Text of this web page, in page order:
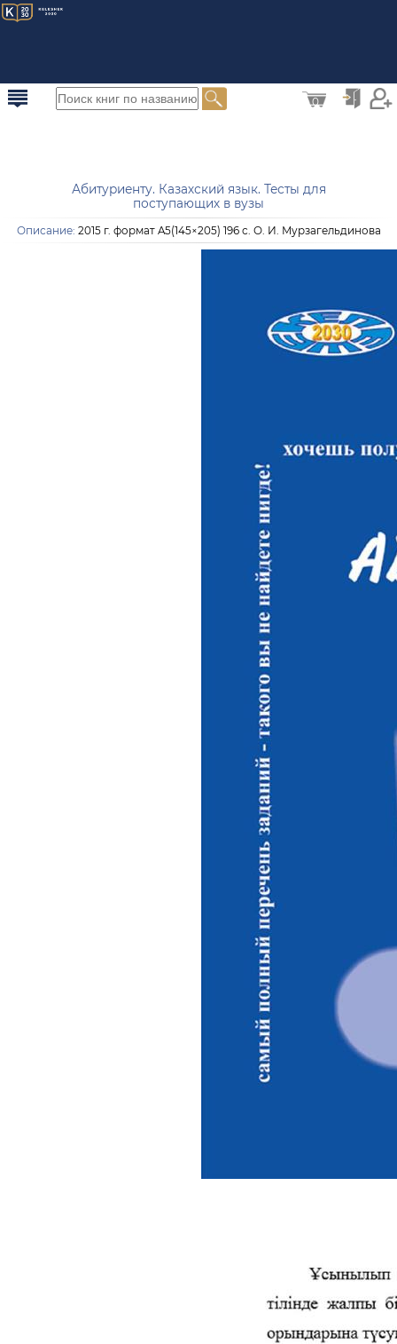
0
Абитуриенту. Казахский язык. Тесты для
поступающих в вузы
Описание: 2015 г. формат A5(145×205) 196 с. О. И. Мурзагельдинова